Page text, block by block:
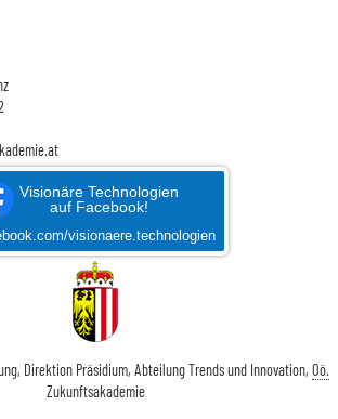
Visionäre Technologien
auf Facebook!
visionaere.technologien
Direktion Präsidium, Abteilung Trends und Innovation, Oö.
Zukunftsakademie